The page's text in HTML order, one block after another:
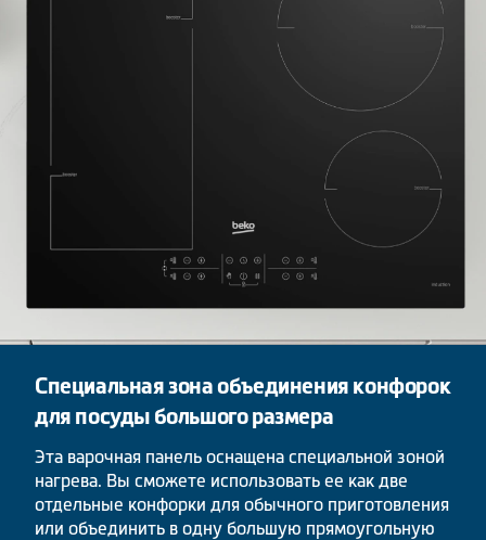
Специальная зона объединения конфорок
для посуды большого размера
Эта варочная панель оснащена специальной зоной
нагрева. Вы сможете использовать ее как две
отдельные конфорки для обычного приготовления
или объединить в одну большую прямоугольную